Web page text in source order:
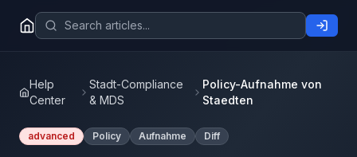
Help
Center
Stadt-Compliance
& MDS
Policy-Aufnahme von
Staedten
advanced Policy Aufnahme Diff